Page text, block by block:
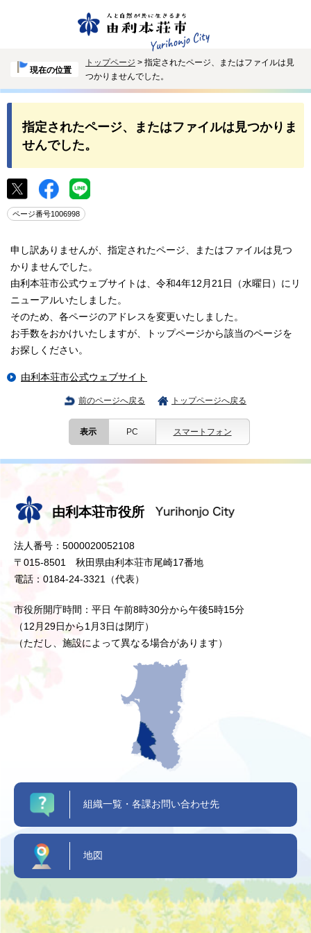
現在の位置
トップページ > 指定されたページ、またはファイルは見
つかりませんでした。
指定されたページ、またはファイルは見つかりま
せんでした。
ページ番号1006998
申し訳ありませんが、指定されたページ、またはファイルは見つ
かりませんでした。
由利本荘市公式ウェブサイトは、令和4年12月21日（水曜日）にリ
ニューアルいたしました。
そのため、各ページのアドレスを変更いたしました。
お手数をおかけいたしますが、トップページから該当のページを
お探しください。
由利本荘市公式ウェブサイト
前のページへ戻る トップページへ戻る
表示 PC スマートフォン
由利本荘市役所
法人番号：5000020052108
〒015-8501 秋田県由利本荘市尾崎17番地
電話：0184-24-3321（代表）
市役所開庁時間：平日 午前8時30分から午後5時15分
（12月29日から1月3日は閉庁）
（ただし、施設によって異なる場合があります）
組織一覧・各課お問い合わせ先
地図